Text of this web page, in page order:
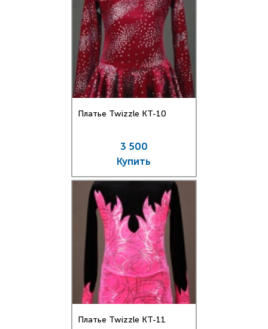
Платье Twizzle КT-10
3 500
Купить
Платье Twizzle КT-11